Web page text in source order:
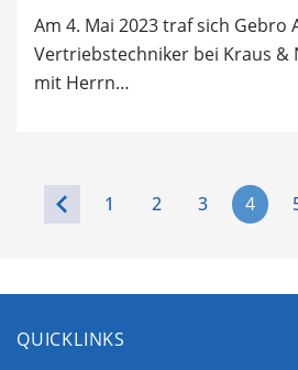
Am 4. Mai 2023 traf sich Gebro
Vertriebstechniker bei Kraus &
mit Herrn…
1 2 3 4
QUICKLINKS